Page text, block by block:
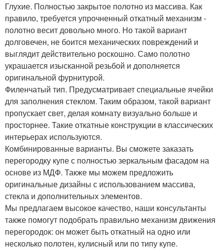
Глухие. Полностью закрытое полотно из массива. Как
правило, требуется упрочненный откатный механизм -
полотно весит довольно много. Но такой вариант
долговечен, не боится механических повреждений и
выглядит действительно роскошно. Само полотно
украшается изысканной резьбой и дополняется
оригинальной фурнитурой.
Филенчатый тип. Предусматривает специальные ячейки
для заполнения стеклом. Таким образом, такой вариант
пропускает свет, делая комнату визуально больше и
просторнее. Такие откатные конструкции в классических
интерьерах используются.
Комбинированные варианты. Вы сможете заказать
перегородку купе с полностью зеркальным фасадом на
основе из МДФ. Также мы можем предложить
оригинальные дизайны с использованием массива,
стекла и дополнительных элементов.
Мы предлагаем высокое качество, наши консультанты
также помогут подобрать правильно механизм движения
перегородок: он может быть откатный на одно или
несколько полотен, кулисный или по типу купе.